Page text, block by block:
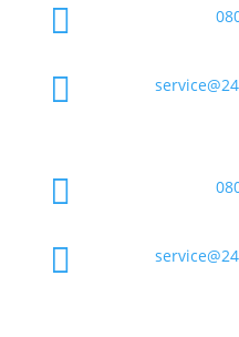



